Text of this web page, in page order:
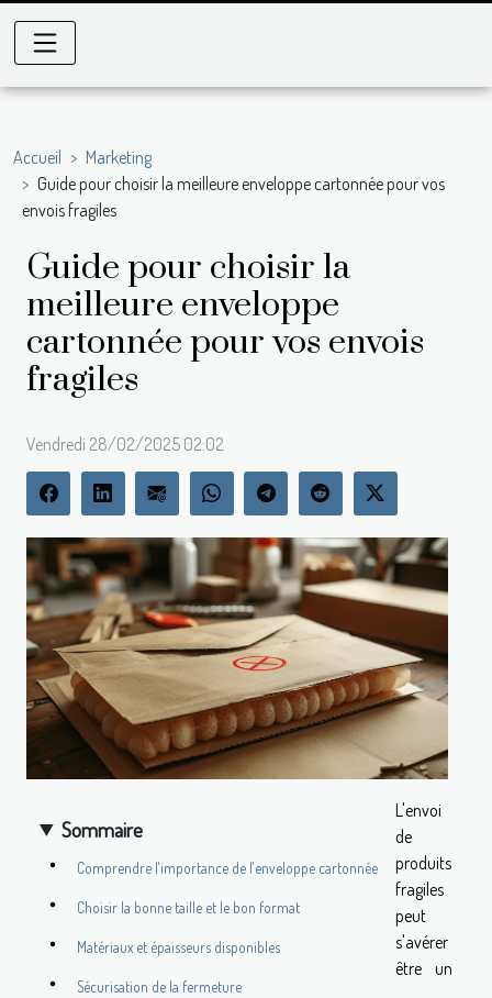
Accueil
Marketing
Guide pour choisir la meilleure enveloppe cartonnée pour vos
envois fragiles
Guide pour choisir la
meilleure enveloppe
cartonnée pour vos envois
fragiles
Vendredi 28/02/2025 02:02
Sommaire
Comprendre l'importance de l'enveloppe cartonnée
Choisir la bonne taille et le bon format
Matériaux et épaisseurs disponibles
Sécurisation de la fermeture
L'envoi
de
produits
fragiles
peut
s'avérer
être un